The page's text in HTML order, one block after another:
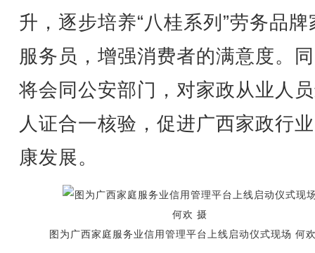
升，逐步培养“八桂系列”劳务品牌
服务员，增强消费者的满意度。
将会同公安部门，对家政从业人
人证合一核验，促进广西家政行
康发展。
图为广西家庭服务业信用管理平台上线启动仪式现场 何